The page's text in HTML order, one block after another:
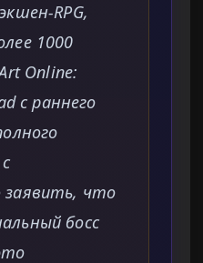
RPG,
1000
Online:
с раннего
заявить, что
босс